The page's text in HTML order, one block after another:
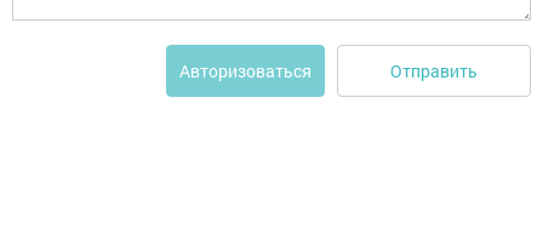
Авторизоваться Отправить